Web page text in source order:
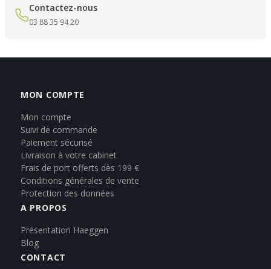
Contactez-nous
03 88 35 94 20
MON COMPTE
Mon compte
Suivi de commande
Paiement sécurisé
Livraison à votre cabinet
Frais de port offerts dès 199 €
Conditions générales de vente
Protection des données
A PROPOS
Présentation Haeggen
Blog
CONTACT